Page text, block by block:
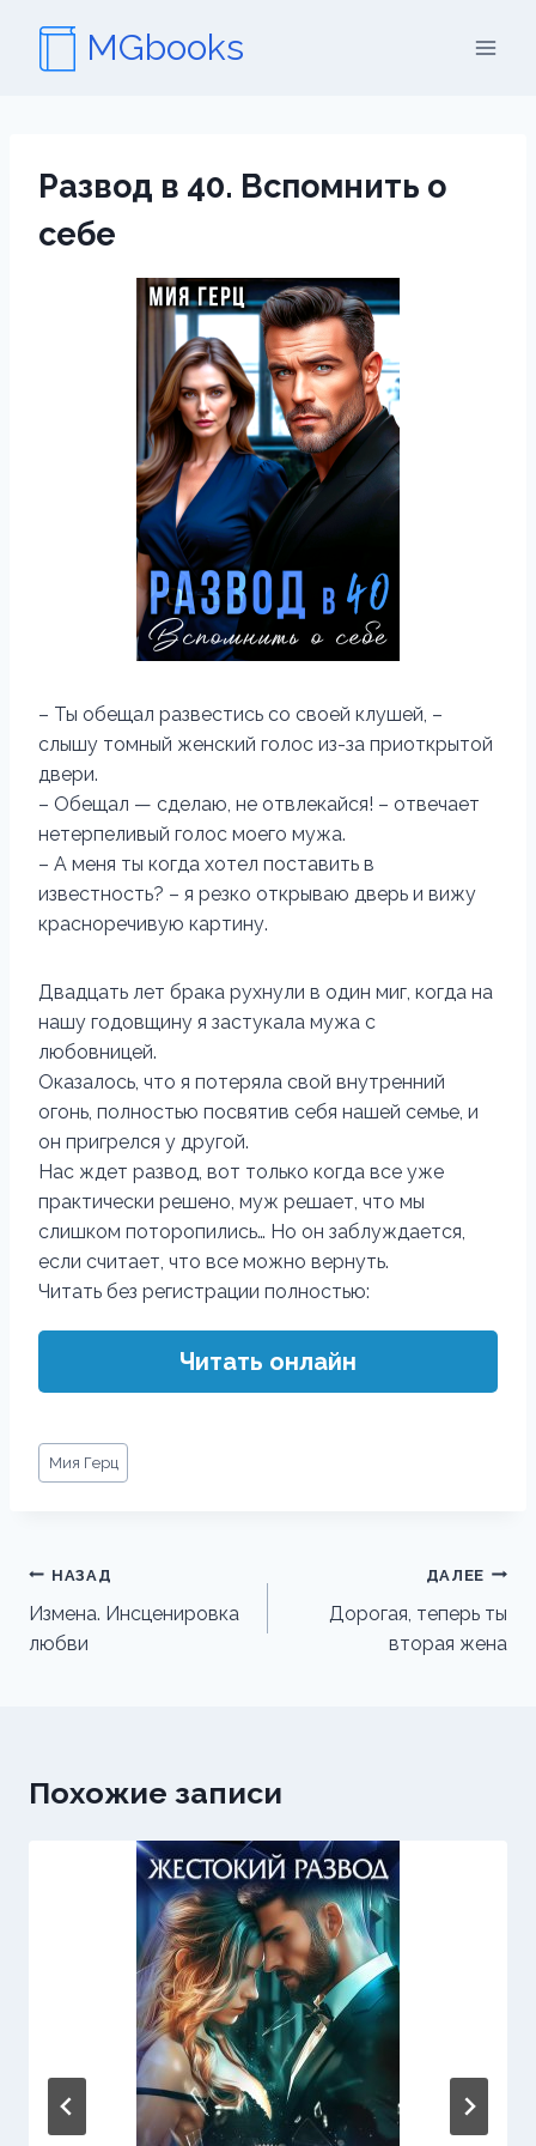
содержимому
MGbooks
Развод в 40. Вспомнить о
себе
– Ты обещал развестись со своей клушей, –
слышу томный женский голос из-за приоткрытой
двери.
– Обещал — сделаю, не отвлекайся! – отвечает
нетерпеливый голос моего мужа.
– А меня ты когда хотел поставить в
известность? – я резко открываю дверь и вижу
красноречивую картину.
Двадцать лет брака рухнули в один миг, когда на
нашу годовщину я застукала мужа с
любовницей.
Оказалось, что я потеряла свой внутренний
огонь, полностью посвятив себя нашей семье, и
он пригрелся у другой.
Нас ждет развод, вот только когда все уже
практически решено, муж решает, что мы
слишком поторопились… Но он заблуждается,
если считает, что все можно вернуть.
Читать без регистрации полностью:
Читать онлайн
Метки
записи:
Мия Герц
Навигация
по
записям
НАЗАД
Измена. Инсценировка
любви
ДАЛЕЕ
Дорогая, теперь ты
вторая жена
Похожие записи